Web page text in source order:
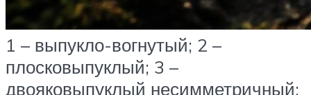
1 – выпукло-вогнутый; 2 –
плосковыпуклый; 3 –
двояковыпуклый несимметричный;